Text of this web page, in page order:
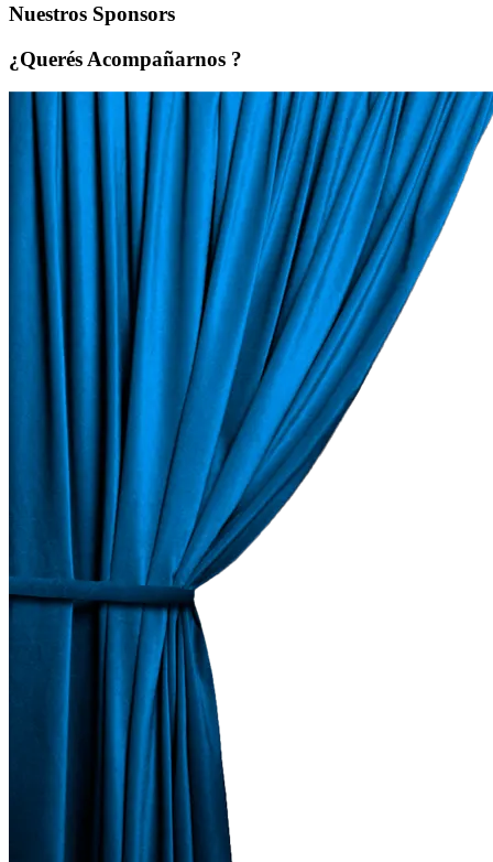
Nuestros Sponsors
¿Querés Acompañarnos ?